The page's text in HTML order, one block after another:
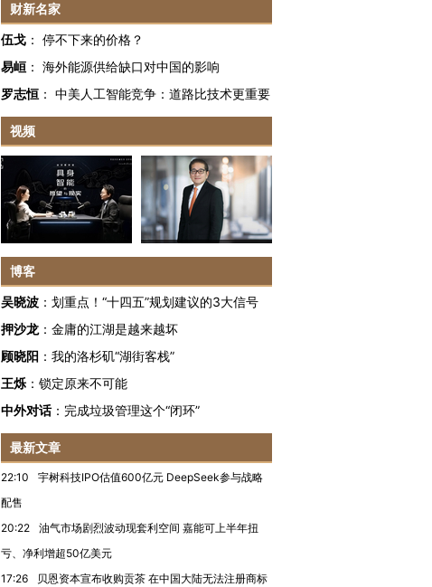
财新名家
伍戈 ： 停不下来的价格？
易峘 ： 海外能源供给缺口对中国的影响
罗志恒 ： 中美人工智能竞争：道路比技术更重要
视频
博客
吴晓波 ： 划重点！“十四五”规划建议的3大信号
押沙龙 ： 金庸的江湖是越来越坏
顾晓阳 ： 我的洛杉矶“湖街客栈”
王烁 ： 锁定原来不可能
中外对话： 完成垃圾管理这个“闭环”
最新文章
22:10
宇树科技IPO估值600亿元 DeepSeek参与战略
配售
20:22
油气市场剧烈波动现套利空间 嘉能可上半年扭
亏、净利增超50亿美元
17:26
贝恩资本宣布收购贡茶 在中国大陆无法注册商标